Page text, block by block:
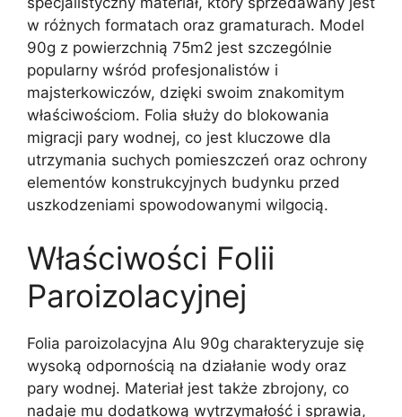
w różnych formatach oraz gramaturach. Model
90g z powierzchnią 75m2 jest szczególnie
popularny wśród profesjonalistów i
majsterkowiczów, dzięki swoim znakomitym
właściwościom. Folia służy do blokowania
migracji pary wodnej, co jest kluczowe dla
utrzymania suchych pomieszczeń oraz ochrony
elementów konstrukcyjnych budynku przed
uszkodzeniami spowodowanymi wilgocią.
Właściwości Folii
Paroizolacyjnej
Folia paroizolacyjna Alu 90g charakteryzuje się
wysoką odpornością na działanie wody oraz
pary wodnej. Materiał jest także zbrojony, co
nadaje mu dodatkową wytrzymałość i sprawia,